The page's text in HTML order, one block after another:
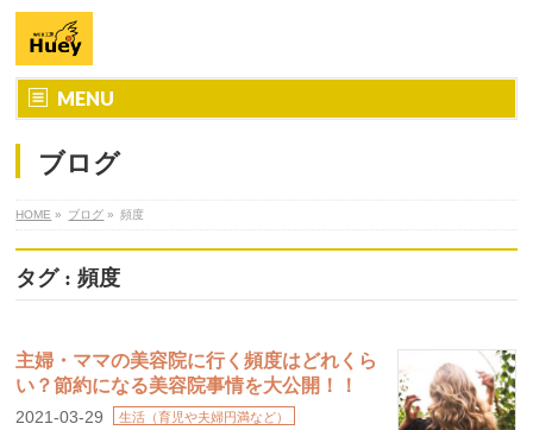
MENU
ブログ
HOME » ブログ » 頻度
タグ : 頻度
主婦・ママの美容院に行く頻度はどれくら
い？節約になる美容院事情を大公開！！
2021-03-29
生活（育児や夫婦円満など）